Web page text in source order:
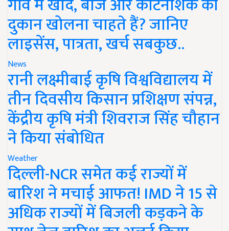
दुकान खोलना चाहते हैं? जानिए
लाइसेंस, पात्रता, खर्च सबकुछ..
News
रानी लक्ष्मीबाई कृषि विश्वविद्यालय में
तीन दिवसीय किसान प्रशिक्षण संपन्न,
केंद्रीय कृषि मंत्री शिवराज सिंह चौहान
ने किया संबोधित
Weather
दिल्ली-NCR समेत कई राज्यों में
बारिश ने मचाई आफत! IMD ने 15 से
अधिक राज्यों में बिजली कड़कने के